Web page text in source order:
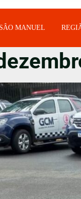
SÂO MANUEL